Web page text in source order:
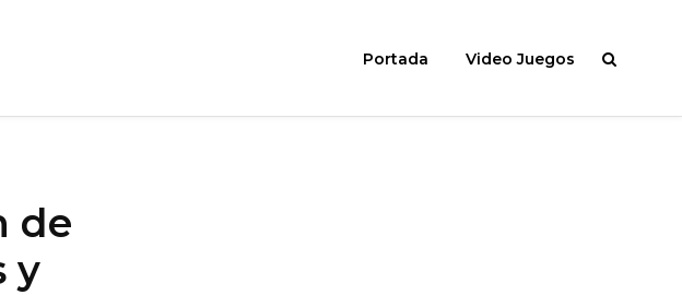
Portada Video Juegos
de
y